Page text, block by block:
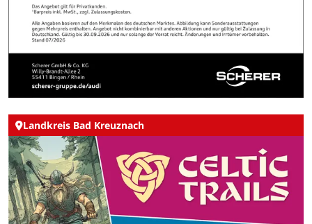
Landkreis Bad Kreuznach